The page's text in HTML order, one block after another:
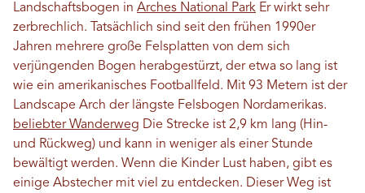
Landschaftsbogen in Arches National Park Er wirkt sehr
zerbrechlich. Tatsächlich sind seit den frühen 1990er
Jahren mehrere große Felsplatten von dem sich
verjüngenden Bogen herabgestürzt, der etwa so lang ist
wie ein amerikanisches Footballfeld. Mit 93 Metern ist der
Landscape Arch der längste Felsbogen Nordamerikas.
beliebter Wanderweg Die Strecke ist 2,9 km lang (Hin-
und Rückweg) und kann in weniger als einer Stunde
bewältigt werden. Wenn die Kinder Lust haben, gibt es
einige Abstecher mit viel zu entdecken. Dieser Weg ist